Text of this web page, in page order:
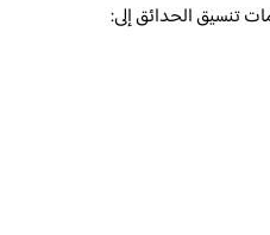
تنسيق الحدائق إلى: